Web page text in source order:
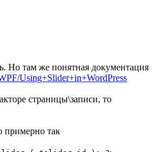
Но там же понятная документация
Using+Slider+in+WordPress
страницы\записи, то
примерно так